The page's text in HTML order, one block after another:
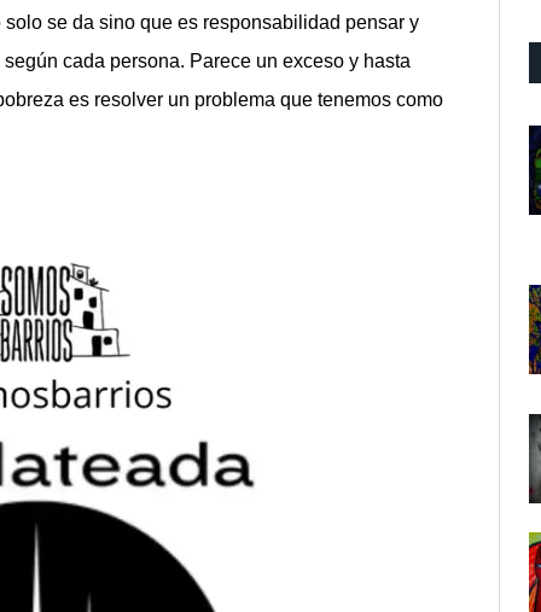
se da sino que es responsabilidad pensar y
cada persona. Parece un exceso y hasta
es resolver un problema que tenemos como